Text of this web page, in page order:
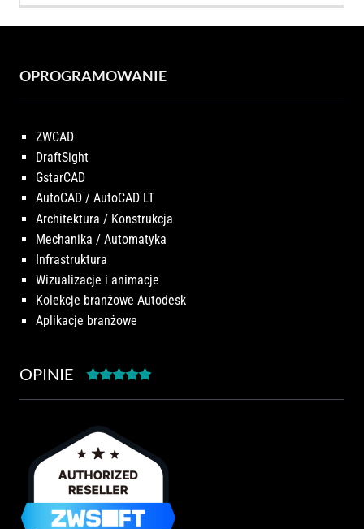
OPROGRAMOWANIE
ZWCAD
DraftSight
GstarCAD
AutoCAD / AutoCAD LT
Architektura / Konstrukcja
Mechanika / Automatyka
Infrastruktura
Wizualizacje i animacje
Kolekcje branżowe Autodesk
Aplikacje branżowe
OPINIE